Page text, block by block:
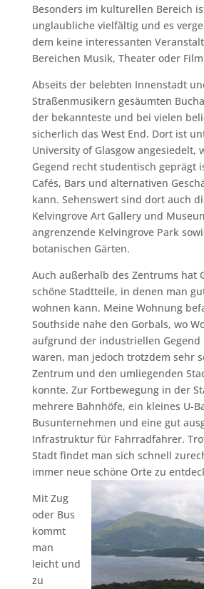
Besonders im kulturellen Bereich
unglaubliche vielfältig und es
dem keine interessanten
Bereichen Musik, Theater oder
Abseits der belebten Innenstadt
Straßenmusikern gesäumten
der bekannteste und bei vielen
sicherlich das West End. Dort ist
University of Glasgow angesiedelt,
Gegend recht studentisch geprägt
Cafés, Bars und alternativen
kann. Sehenswert sind dort auch
Kelvingrove Art Gallery und
angrenzende Kelvingrove Park
botanischen Gärten.
Auch außerhalb des Zentrums hat
schöne Stadtteile, in denen man
wohnen kann. Meine Wohnung
Southside nahe den Gorbals, wo
aufgrund der industriellen
waren, man jedoch trotzdem sehr
Zentrum und den umliegenden
konnte. Zur Fortbewegung in der
mehrere Bahnhöfe, ein kleines U-
Busunternehmen und eine gut
Infrastruktur für Fahrradfahrer.
Stadt findet man sich schnell
immer neue schöne Orte zu
Mit Zug
oder Bus
kommt
man
leicht und
zu